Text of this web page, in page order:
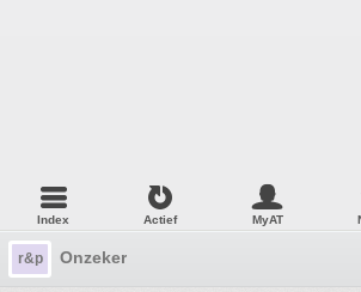
Index Actief MyAT
r&p Onzeker